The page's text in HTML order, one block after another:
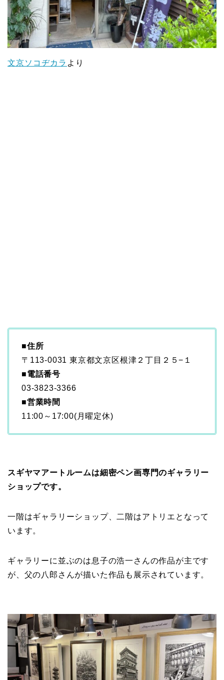
文京ソコヂカラ より
■住所
〒113-0031 東京都文京区根津２丁目２５−１
■電話番号
03-3823-3366
■営業時間
11:00～17:00(月曜定休)
スギヤマアートルームは細密ペン画専門のギャラリー
ショップです。
一階はギャラリーショップ、二階はアトリエとなって
います。
ギャラリーに並ぶのは息子の浩一さんの作品が主です
が、父の八郎さんが描いた作品も展示されています。